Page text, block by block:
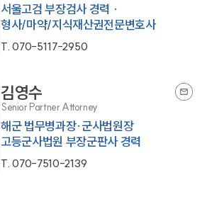
서울고검 부장검사 경력 ·
형사/마약/지식재산권전문변호사
T.070-5117-2950
김영수
Senior Partner Attorney
해군 법무병과장·군사법원장
고등군사법원 부장군판사 경력
T.070-7510-2139